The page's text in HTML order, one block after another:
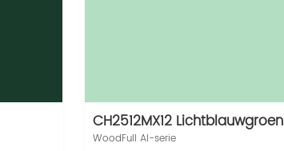
CH2512MX12 Lichtblauwgroen
WoodFull AI-serie‌